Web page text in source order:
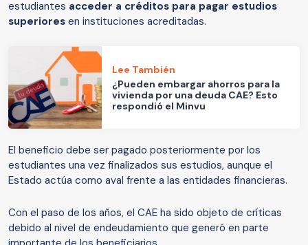
estudiantes acceder a créditos para pagar estudios
superiores en instituciones acreditadas.
Lee También
¿Pueden embargar ahorros para la
vivienda por una deuda CAE? Esto
respondió el Minvu
El beneficio debe ser pagado posteriormente por los
estudiantes una vez finalizados sus estudios, aunque el
Estado actúa como aval frente a las entidades financieras.
Con el paso de los años, el CAE ha sido objeto de críticas
debido al nivel de endeudamiento que generó en parte